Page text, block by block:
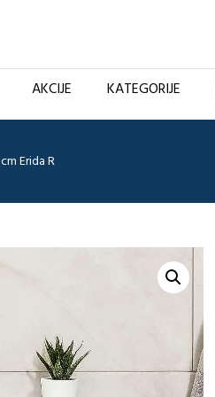
AKCIJE KATEGORIJE
Erida R